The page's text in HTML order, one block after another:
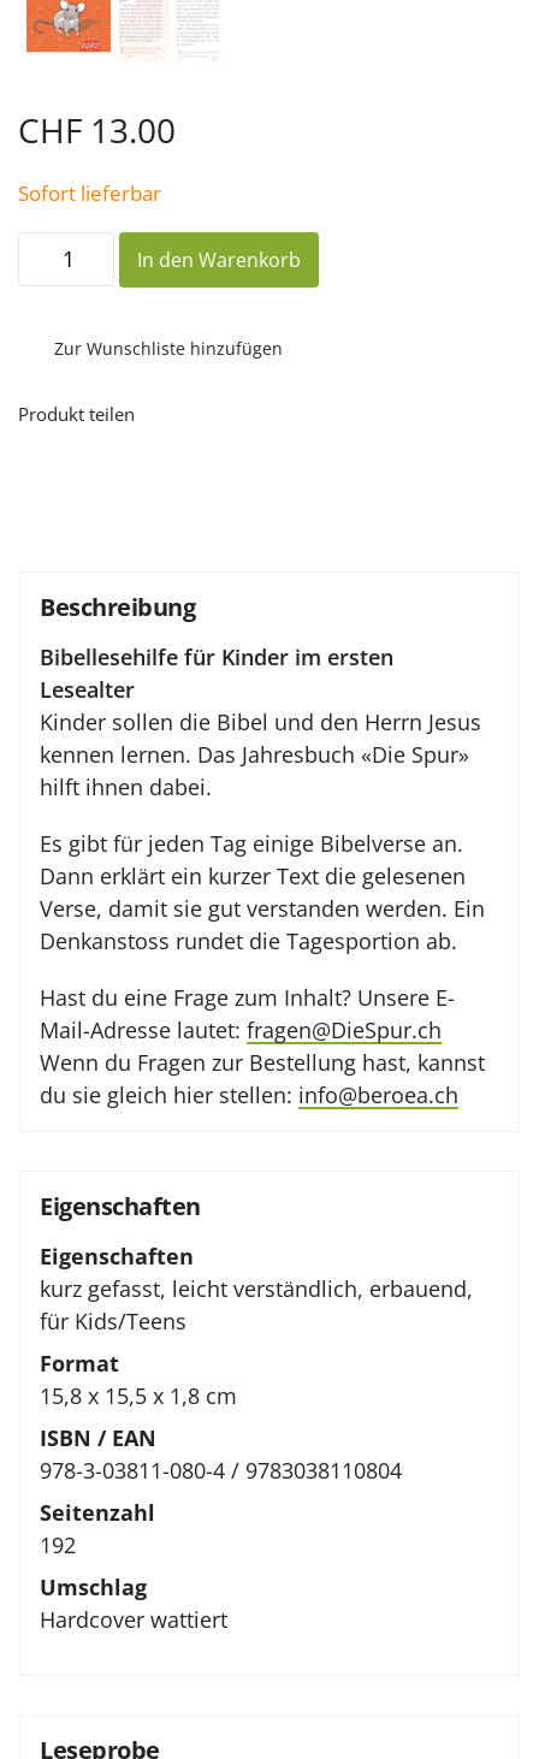
CHF 13.00
Sofort lieferbar
Die
Spur
2020
Menge
In den Warenkorb
Zur Wunschliste hinzufügen
Produkt teilen
Beschreibung
Bibellesehilfe für Kinder im ersten
Lesealter
Kinder sollen die Bibel und den Herrn Jesus
kennen lernen. Das Jahresbuch «Die Spur»
hilft ihnen dabei.
Es gibt für jeden Tag einige Bibelverse an.
Dann erklärt ein kurzer Text die gelesenen
Verse, damit sie gut verstanden werden. Ein
Denkanstoss rundet die Tagesportion ab.
Hast du eine Frage zum Inhalt? Unsere E-
Mail-Adresse lautet: fragen@DieSpur.ch
Wenn du Fragen zur Bestellung hast, kannst
du sie gleich hier stellen: info@beroea.ch
Eigenschaften
Eigenschaften
kurz gefasst, leicht verständlich, erbauend,
für Kids/Teens
Format
15,8 x 15,5 x 1,8 cm
ISBN / EAN
978-3-03811-080-4 / 9783038110804
Seitenzahl
192
Umschlag
Hardcover wattiert
Leseprobe